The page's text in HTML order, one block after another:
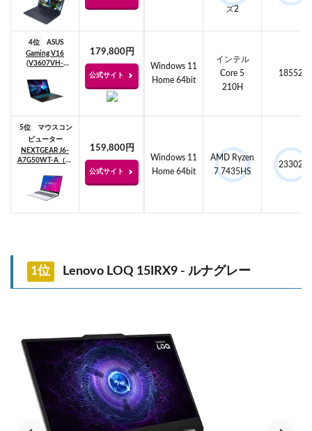
ズ2
4位
ASUS
Gaming V16
(V3607VH-
179,800円
公式サイト
Windows 11
Home 64bit
インテル
Core 5
210H
18552
5位
マウスコン
ピューター
NEXTGEAR J6-
A7G50WT-A（ホ
159,800円
公式サイト
Windows 11
Home 64bit
AMD Ryzen
7 7435HS
23302
1位 Lenovo LOQ 15IRX9 - ルナグレー